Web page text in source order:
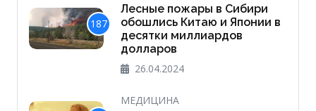
187
Лесные пожары в Сибири
обошлись Китаю и Японии в
десятки миллиардов
долларов
26.04.2024
МЕДИЦИНА